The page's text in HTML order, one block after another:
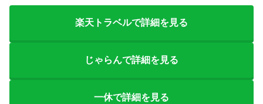
楽天トラベルで詳細を見る
じゃらんで詳細を見る
一休で詳細を見る